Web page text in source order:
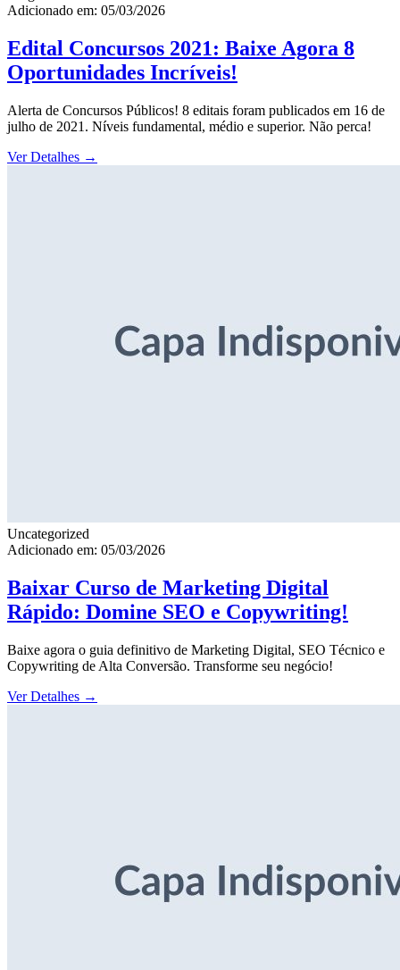
Adicionado em: 05/03/2026
Edital Concursos 2021: Baixe Agora 8
Oportunidades Incríveis!
Alerta de Concursos Públicos! 8 editais foram publicados em 16 de
julho de 2021. Níveis fundamental, médio e superior. Não perca!
Ver Detalhes →
Uncategorized
Adicionado em: 05/03/2026
Baixar Curso de Marketing Digital
Rápido: Domine SEO e Copywriting!
Baixe agora o guia definitivo de Marketing Digital, SEO Técnico e
Copywriting de Alta Conversão. Transforme seu negócio!
Ver Detalhes →